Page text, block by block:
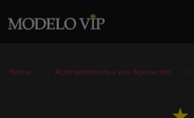
Home Acompanhantes em Aparecida